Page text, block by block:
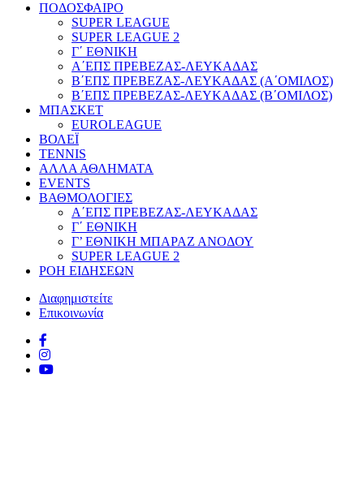
ΠΟΔΟΣΦΑΙΡΟ
SUPER LEAGUE
SUPER LEAGUE 2
Γ΄ ΕΘΝΙΚΗ
Α΄ΕΠΣ ΠΡΕΒΕΖΑΣ-ΛΕΥΚΑΔΑΣ
Β΄ΕΠΣ ΠΡΕΒΕΖΑΣ-ΛΕΥΚΑΔΑΣ (Α΄ΟΜΙΛΟΣ)
Β΄ΕΠΣ ΠΡΕΒΕΖΑΣ-ΛΕΥΚΑΔΑΣ (Β΄ΟΜΙΛΟΣ)
ΜΠΑΣΚΕΤ
EUROLEAGUE
ΒΟΛΕΪ
TENNIS
ΑΛΛΑ ΑΘΛΗΜΑΤΑ
EVENTS
ΒΑΘΜΟΛΟΓΙΕΣ
Α΄ΕΠΣ ΠΡΕΒΕΖΑΣ-ΛΕΥΚΑΔΑΣ
Γ΄ ΕΘΝΙΚΗ
Γ’ ΕΘΝΙΚΗ ΜΠΑΡΑΖ ΑΝΟΔΟΥ
SUPER LEAGUE 2
ΡΟΗ ΕΙΔΗΣΕΩΝ
Διαφημιστείτε
Επικοινωνία